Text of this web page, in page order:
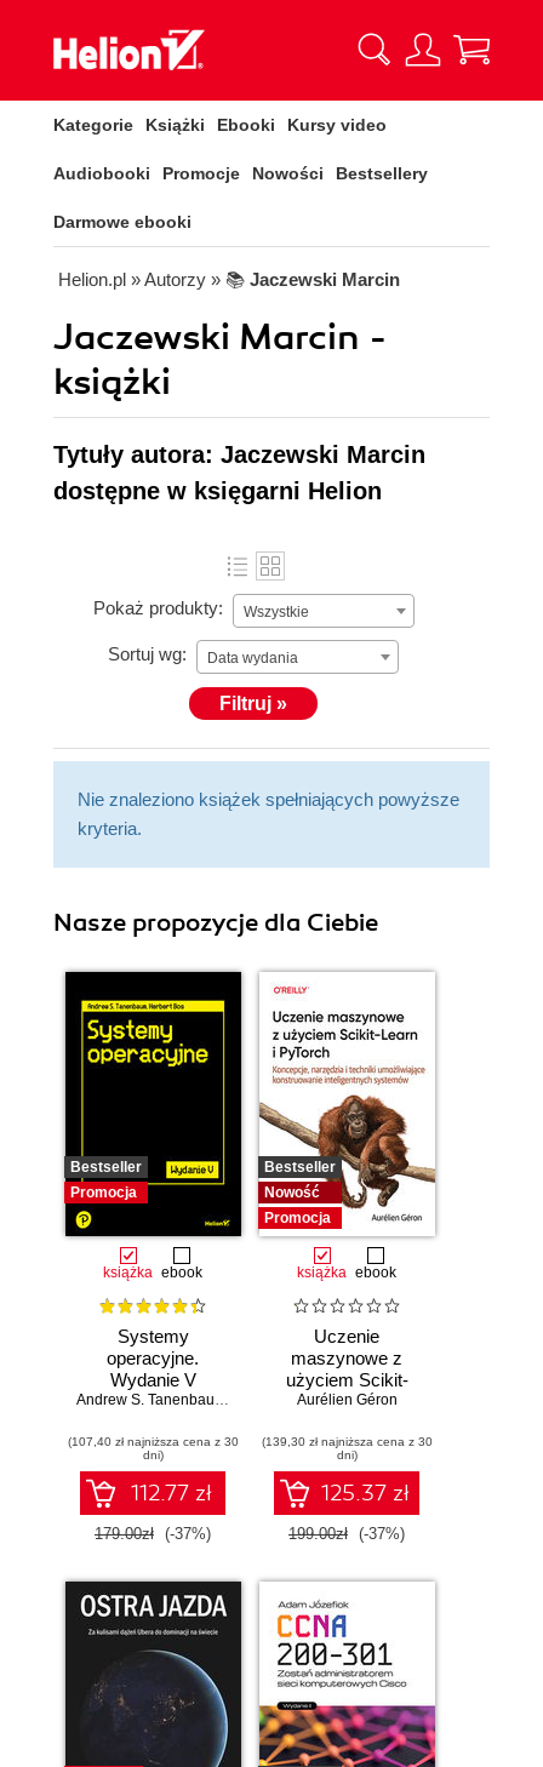
Kategorie Książki Ebooki Kursy video
Audiobooki Promocje Nowości Bestsellery
Darmowe ebooki
Helion.pl » Autorzy » 📚 Jaczewski Marcin
Jaczewski Marcin -
książki
Tytuły autora: Jaczewski Marcin
dostępne w księgarni Helion
Pokaż produkty: Wszystkie
Sortuj wg: Data wydania
Filtruj »
Nie znaleziono książek spełniających powyższe
kryteria.
Nasze propozycje dla Ciebie
Bestseller
Promocja
książka ebook
Systemy
operacyjne.
Wydanie V
Andrew S. Tanenbaum, Herbert Bos
(107,40 zł najniższa cena z 30
dni)
112.77 zł
179.00zł (-37%)
Bestseller
Nowość
Promocja
książka ebook
Uczenie
maszynowe z
użyciem Scikit-
Learn i PyTorch.
narzędzia i techniki
umożliwiające
konstruowanie
inteligentnych
systemów
Aurélien Géron
(139,30 zł najniższa cena z 30
dni)
125.37 zł
199.00zł (-37%)